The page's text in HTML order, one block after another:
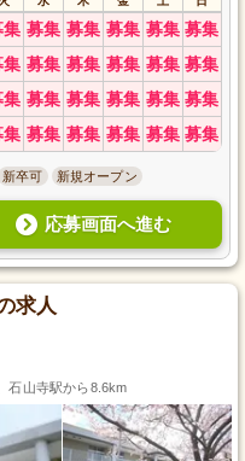
集 募集 募集 募集 募集 募集
集 募集 募集 募集 募集 募集
集 募集 募集 募集 募集 募集
集 募集 募集 募集 募集 募集
新卒可 新規オープン
応募画面へ進む
求人
石山寺駅から8.6km